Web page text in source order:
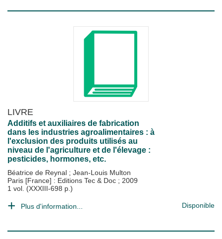
LIVRE
Additifs et auxiliaires de fabrication
dans les industries agroalimentaires : à
l'exclusion des produits utilisés au
niveau de l'agriculture et de l'élevage :
pesticides, hormones, etc.
Béatrice de Reynal ; Jean-Louis Multon
Paris [France] : Editions Tec & Doc ; 2009
1 vol. (XXXIII-698 p.)
Plus d'information... Disponible